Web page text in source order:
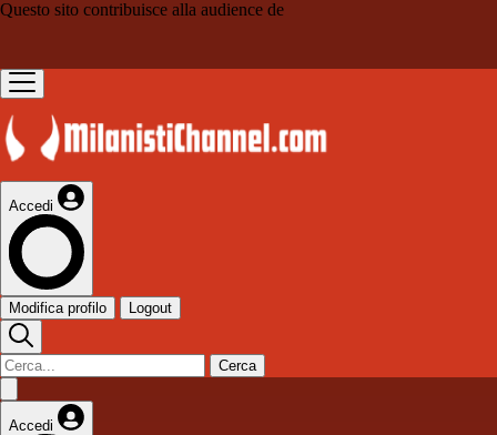
Questo sito contribuisce alla audience de
Accedi
Modifica profilo Logout
Cerca
Accedi